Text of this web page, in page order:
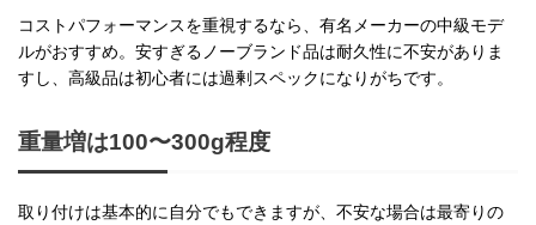
コストパフォーマンスを重視するなら、有名メーカーの中級モデ
ルがおすすめ。安すぎるノーブランド品は耐久性に不安がありま
すし、高級品は初心者には過剰スペックになりがちです。
重量増は100〜300g程度
取り付けは基本的に自分でもできますが、不安な場合は最寄りの